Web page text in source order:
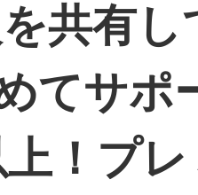
共有
てサポ
上！プ